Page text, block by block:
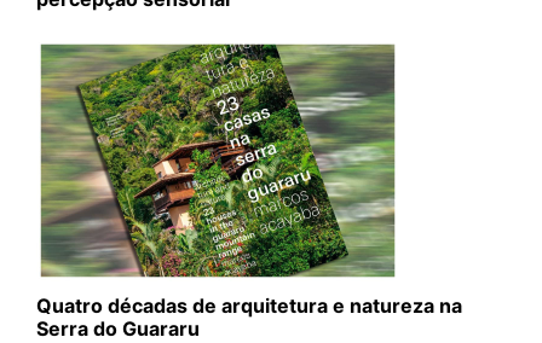
Quatro décadas de arquitetura e natureza na
Serra do Guararu